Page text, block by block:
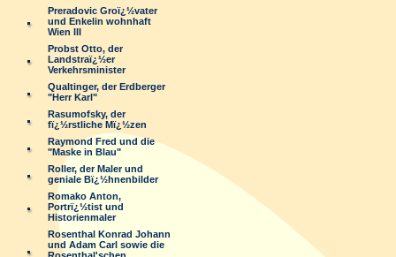
Preradovic Groï¿½vater
und Enkelin wohnhaft
Wien III
Probst Otto, der
Landstraï¿½er
Verkehrsminister
Qualtinger, der Erdberger
"Herr Karl"
Rasumofsky, der
fï¿½rstliche Mï¿½zen
Raymond Fred und die
"Maske in Blau"
Roller, der Maler und
geniale Bï¿½hnenbilder
Romako Anton,
Portrï¿½tist und
Historienmaler
Rosenthal Konrad Johann
und Adam Carl sowie die